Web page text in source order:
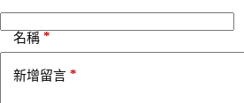
名稱 *
新增留言 *
: